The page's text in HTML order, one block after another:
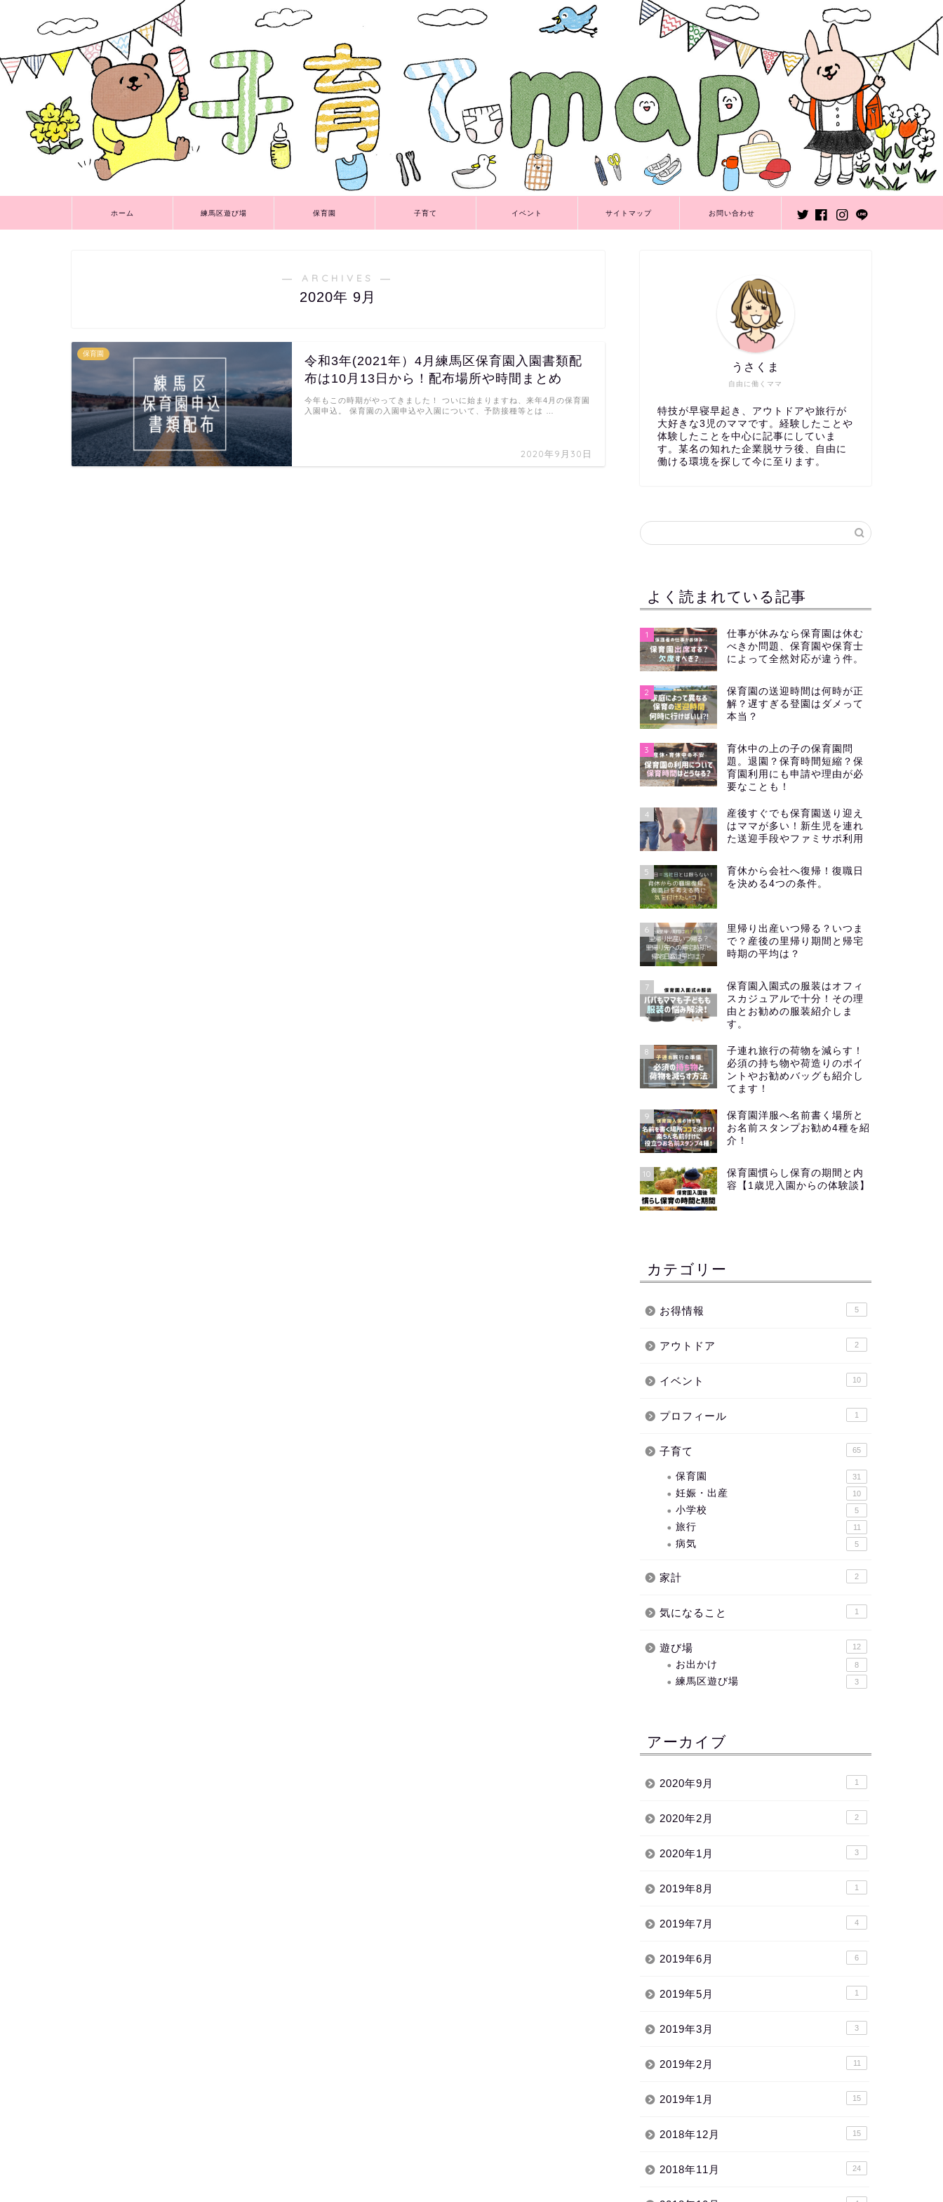
ホーム 練馬区遊び場 保育園 子育て イベント サイトマップ お問い合わせ
― ARCHIVES ―
2020年 9月
保育園
令和3年(2021年）4月練馬区保育園入園書類配
布は10月13日から！配布場所や時間まとめ
2020年9月30日
今年もこの時期がやってきました！ ついに始まりますね、来年4月の保育園
入園申込。 保育園の入園申込や入園について、予防接種等とは …
自由に働くママ
うさくま
特技が早寝早起き、アウトドアや旅行が
大好きな3児のママです。経験したことや
体験したことを中心に記事にしていま
す。某名の知れた企業脱サラ後、自由に
働ける環境を探して今に至ります。
よく読まれている記事
1
仕事が休みなら保育園は休む
べきか問題、保育園や保育士
によって全然対応が違う件。
2
保育園の送迎時間は何時が正
解？遅すぎる登園はダメって
本当？
3
育休中の上の子の保育園問
題。退園？保育時間短縮？保
育園利用にも申請や理由が必
要なことも！
4
産後すぐでも保育園送り迎え
はママが多い！新生児を連れ
た送迎手段やファミサポ利用
5
育休から会社へ復帰！復職日
を決める4つの条件。
6
里帰り出産いつ帰る？いつま
で？産後の里帰り期間と帰宅
時期の平均は？
7
保育園入園式の服装はオフィ
スカジュアルで十分！その理
由とお勧めの服装紹介しま
す。
8
子連れ旅行の荷物を減らす！
必須の持ち物や荷造りのポイ
ントやお勧めバッグも紹介し
てます！
9
保育園洋服へ名前書く場所と
お名前スタンプお勧め4種を紹
介！
10
保育園慣らし保育の期間と内
容【1歳児入園からの体験談】
カテゴリー
お得情報 5
アウトドア 2
イベント 10
プロフィール 1
子育て 65
保育園 31
妊娠・出産 10
小学校 5
旅行 11
病気 5
家計 2
気になること 1
遊び場 12
お出かけ 8
練馬区遊び場 3
アーカイブ
2020年9月 1
2020年2月 2
2020年1月 3
2019年8月 1
2019年7月 4
2019年6月 6
2019年5月 1
2019年3月 3
2019年2月 11
2019年1月 15
2018年12月 15
2018年11月 24